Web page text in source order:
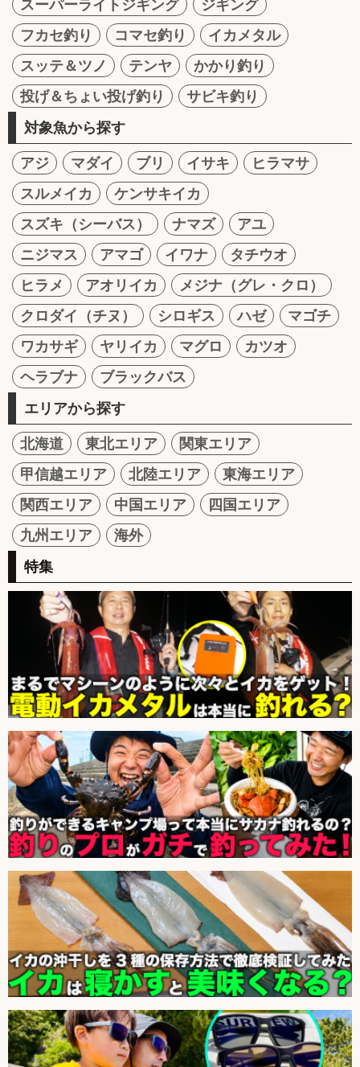
スーパーライトジギング
ジギング
フカセ釣り
コマセ釣り
イカメタル
スッテ＆ツノ
テンヤ
かかり釣り
投げ＆ちょい投げ釣り
サビキ釣り
対象魚から探す
アジ マダイ ブリ イサキ
ヒラマサ
スルメイカ
ケンサキイカ
スズキ（シーバス）
ナマズ
アユ
ニジマス
アマゴ イワナ
タチウオ
ヒラメ
アオリイカ
メジナ（グレ・クロ）
クロダイ（チヌ）
シロギス ハゼ
マゴチ
ワカサギ
ヤリイカ マグロ
カツオ
ヘラブナ
ブラックバス
エリアから探す
北海道 東北エリア
関東エリア
甲信越エリア
北陸エリア
東海エリア
関西エリア
中国エリア
四国エリア
九州エリア
海外
特集